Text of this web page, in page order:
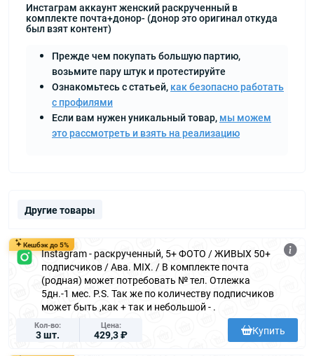
Инстаграм аккаунт женский раскрученный в
комплекте почта+донор- (донор это оригинал откуда
был взят контент)
Прежде чем покупать большую партию,
возьмите пару штук и протестируйте
Ознакомьтесь с статьей, как безопасно работать
с профилями
Если вам нужен уникальный товар, мы можем
это рассмотреть и взять на реализацию
Другие товары
Кешбэк до 5%
Instagram - раскрученный, 5+ ФОТО / ЖИВЫХ 50+
подписчиков / Ава. MIX. / В комплекте почта
(родная) может потребовать № тел. Отлежка
5дн.-1 мес. P.S. Так же по количеству подписчиков
может быть ,как + так и небольшой - .
Кол-во
3 шт.
Цена
429,3 ₽ Купить